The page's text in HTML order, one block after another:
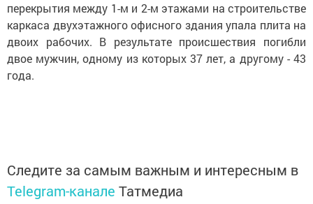
перекрытия между 1-м и 2-м этажами на строительстве
каркаса двухэтажного офисного здания упала плита на
двоих рабочих. В результате происшествия погибли
двое мужчин, одному из которых 37 лет, а другому - 43
года.
Следите за самым важным и интересным в
Telegram-канале Татмедиа